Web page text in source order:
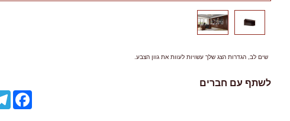
שים לב, הגדרות הצג שלך עשויות לעוות את גוון הצבע.
לשתף עם חברים
Facebook